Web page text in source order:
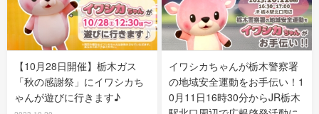
【10月28日開催】栃木ガス
「秋の感謝祭」にイワシカち
ゃんが遊びに行きます♪
イワシカちゃんが栃木警察署
の地域安全運動をお手伝い！1
0月11日16時30分からJR栃木